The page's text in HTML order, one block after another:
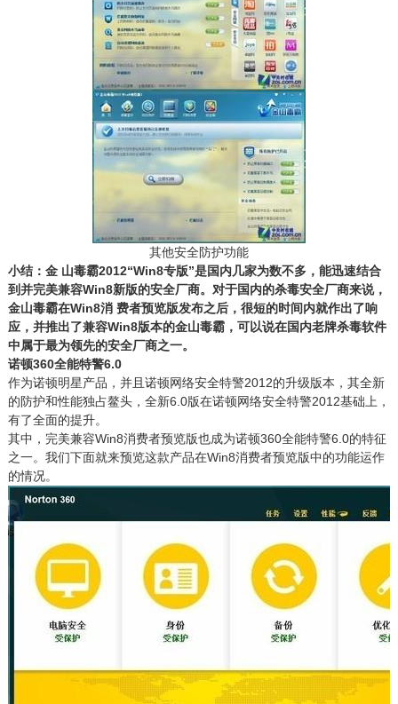
其他安全防护功能
小结：金 山毒霸2012“Win8专版”是国内几家为数不多，能迅速结合
到并完美兼容Win8新版的安全厂商。对于国内的杀毒安全厂商来说，
金山毒霸在Win8消 费者预览版发布之后，很短的时间内就作出了响
应，并推出了兼容Win8版本的金山毒霸，可以说在国内老牌杀毒软件
中属于最为领先的安全厂商之一。
诺顿360全能特警6.0
作为诺顿明星产品，并且诺顿网络安全特警2012的升级版本，其全新
的防护和性能独占鳌头，全新6.0版在诺顿网络安全特警2012基础上，
有了全面的提升。
其中，完美兼容Win8消费者预览版也成为诺顿360全能特警6.0的特征
之一。我们下面就来预览这款产品在Win8消费者预览版中的功能运作
的情况。